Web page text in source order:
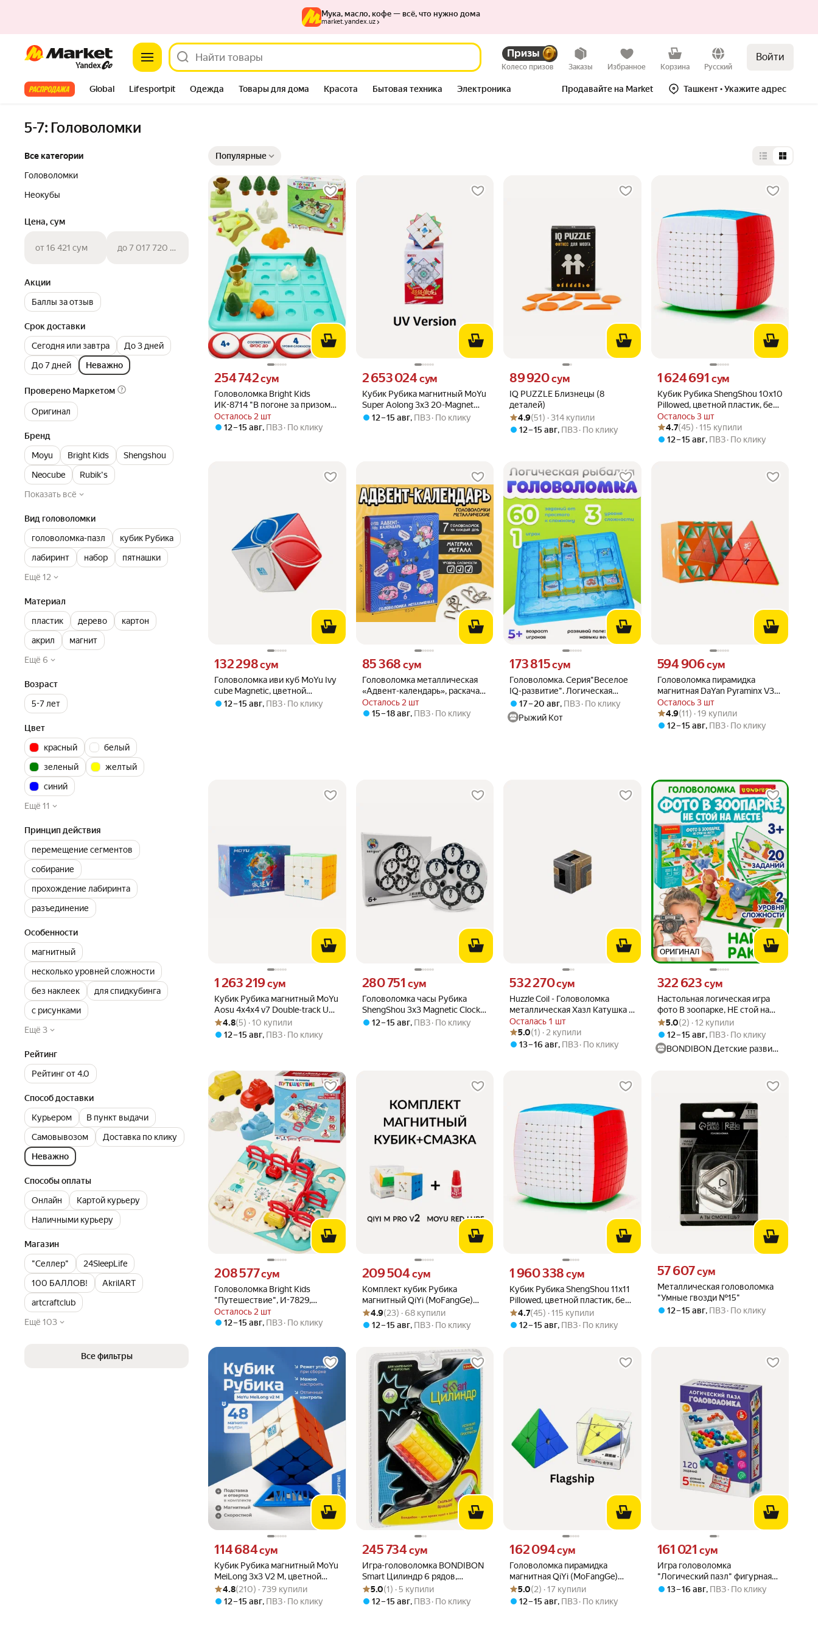
Market Призы
Колесо призов Заказы Избранное Корзина Русский
Войти
Все хиты Global Lifesportpit Одежда Товары для дома Красота Бытовая техника Электроника Продавайте на Market Ташкент• Укажите адрес
Мука, масло, кофе — всё, что нужно дома
market.yandex.uz
5-7: Головоломки
Все категории
Головоломки
Неокубы
Цена, сум
от 16 421 сум до 7 017 720 сум
Акции
Баллы за отзыв
Срок доставки
Сегодня или завтра
До 3 дней
До 7 дней
Неважно
Проверено Маркетом
Оригинал
Бренд
Moyu
Bright Kids
Shengshou
Neocube
Rubik's
Показать всё
Вид головоломки
головоломка-пазл
кубик Рубика
лабиринт
набор
пятнашки
Ещё 12
Материал
пластик
дерево
картон
акрил
магнит
Ещё 6
Возраст
5-7 лет
Цвет
красный
белый
зеленый
желтый
синий
Ещё 11
Принцип действия
перемещение сегментов
собирание
прохождение лабиринта
разъединение
Особенности
магнитный
несколько уровней сложности
без наклеек
для спидкубинга
с рисунками
Ещё 3
Рейтинг
Рейтинг от 4.0
Способ доставки
Курьером
В пункт выдачи
Самовывозом
Доставка по клику
Неважно
Способы оплаты
Онлайн
Картой курьеру
Наличными курьеру
Магазин
"Селлер"
24SleepLife
100 БАЛЛОВ!
AkrilART
artcraftclub
Ещё 103
Все фильтры
Популярные Выбор типа
Головоломка Bright Kids
ИК-8714 "В погоне за призом",
для развития логики и
моторики
Осталось 2 шт
Цена 254742 сум вместо
254 742сум
12 – 15 авг, ПВЗ По клику
Кубик Рубика магнитный MoYu
Super Aolong 3x3 20-Magnet
Ball-Core MagLev UV
Цена 2653024 сум вместо
2 653 024 сум
12 – 15 авг, ПВЗ По клику
IQ PUZZLE Близнецы (8
деталей)
Цена 89920 сум вместо
89 920сум
Рейтинг товара: 4.9 из 5
Оценок: (51) · 314 купили
4.9(51) · 314 купили
12 – 15 авг, ПВЗ По клику
Кубик Рубика ShengShou 10x10
Pillowed, цветной пластик, без
наклеек
Осталось 3 шт
Цена 1624691 сум вместо
1 624 691 сум
Рейтинг товара: 4.7 из 5
Оценок: (45) · 115 купили
4.7(45) · 115 купили
12 – 15 авг, ПВЗ По клику
Головоломка иви куб MoYu Ivy
cube Magnetic, цветной
пластик.
Цена 132298 сум вместо
132 298сум
12 – 15 авг, ПВЗ По клику
Головоломка металлическая
«Адвент-календарь», раскачай
логику, 7004378
Осталось 2 шт
Цена 85368 сум вместо
85 368 сум
15 – 18 авг, ПВЗ По клику
Головоломка. Серия"Веселое
IQ-развитие". Логическая
рыбалка (3 уровня сложности,
60 заданий)(Арт. И-7833)
Цена 173815 сум вместо
173 815сум
17 – 20 авг, ПВЗ По клику
Рыжий Кот
Головоломка пирамидка
магнитная DaYan Pyraminx V3
M, цветной пластик
Осталось 3 шт
Цена 594906 сум вместо
594 906сум
Рейтинг товара: 4.9 из 5
Оценок: (11) · 19 купили
4.9(11) · 19 купили
12 – 15 авг, ПВЗ По клику
Кубик Рубика магнитный MoYu
Aosu 4x4x4 v7 Double-track UV
Coated
Цена 1263219 сум вместо
1 263 219сум
Рейтинг товара: 4.8 из 5
Оценок: (5) · 10 купили
4.8(5) · 10 купили
12 – 15 авг, ПВЗ По клику
Головоломка часы Рубика
ShengShou 3x3 Magnetic Clock
v2, чёрно-белый
Цена 280751 сум вместо
280 751 сум
12 – 15 авг, ПВЗ По клику
Huzzle Coil - Головоломка
металлическая Хазл Катушка -
Сложность 3 из 6 - Hanayama
Coil
Осталась 1 шт
Цена 532270 сум вместо
532 270сум
Рейтинг товара: 5.0 из 5
Оценок: (1) · 2 купили
5.0(1) · 2 купили
13 – 16 авг, ПВЗ По клику
ОРИГИНАЛ
Настольная логическая игра
фото В зоопарке, НЕ стой на
месте головоломка
БондиЛогика Bondibon
Цена 322623 сум вместо
322 623 сум
Рейтинг товара: 5.0 из 5
Оценок: (2) · 12 купили
5.0(2) · 12 купили
12 – 15 авг, ПВЗ По клику
BONDIBON Детские развивающие игры
Головоломка Bright Kids
"Путешествие", И-7829,
развитие кругозора и
логического мышления
Осталось 2 шт
Цена 208577 сум вместо
208 577сум
12 – 15 авг, ПВЗ По клику
Комплект кубик Рубика
магнитный QiYi (MoFangGe)
3x3 M Pro v2 + смазка MoYu Red
lube v2
Цена 209504 сум вместо
209 504 сум
Рейтинг товара: 4.9 из 5
Оценок: (23) · 68 купили
4.9(23) · 68 купили
12 – 15 авг, ПВЗ По клику
Кубик Рубика ShengShou 11x11
Pillowed, цветной пластик, без
наклеек
Цена 1960338 сум вместо
1 960 338 сум
Рейтинг товара: 4.7 из 5
Оценок: (45) · 115 купили
4.7(45) · 115 купили
12 – 15 авг, ПВЗ По клику
Металлическая головоломка
"Умные гвозди №15"
Цена 57607 сум вместо
57 607сум
12 – 15 авг, ПВЗ По клику
Кубик Рубика магнитный MoYu
MeiLong 3x3 V2 M, цветной
пластик
Цена 114684 сум вместо
114 684сум
Рейтинг товара: 4.8 из 5
Оценок: (210) · 739 купили
4.8(210) · 739 купили
12 – 15 авг, ПВЗ По клику
Игра-головоломка BONDIBON
Smart Цилиндр 6 рядов,
арт.360-1. (ВВ4725)
Цена 245734 сум вместо
245 734 сум
Рейтинг товара: 5.0 из 5
Оценок: (1) · 5 купили
5.0(1) · 5 купили
12 – 15 авг, ПВЗ По клику
Головоломка пирамидка
магнитная QiYi (MoFangGe)
Pyraminx M Pro Flagship
Цена 162094 сум вместо
162 094сум
Рейтинг товара: 5.0 из 5
Оценок: (2) · 17 купили
5.0(2) · 17 купили
12 – 15 авг, ПВЗ По клику
Игра головоломка
"Логический пазл" фигурная
10 эл Учись играя
Цена 161021 сум вместо
161 021 сум
13 – 16 авг, ПВЗ По клику